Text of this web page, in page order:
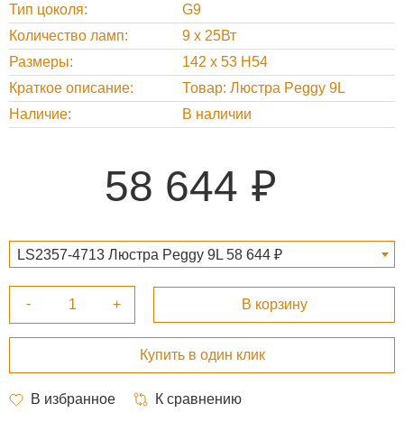
Тип цоколя
G9
Количество ламп
9 x 25Вт
Размеры
142 x 53 H54
Краткое описание
Товар: Люстра Peggy 9L
Наличие
В наличии
58 644
LS2357-4713 Люстра Peggy 9L 58 644 ₽